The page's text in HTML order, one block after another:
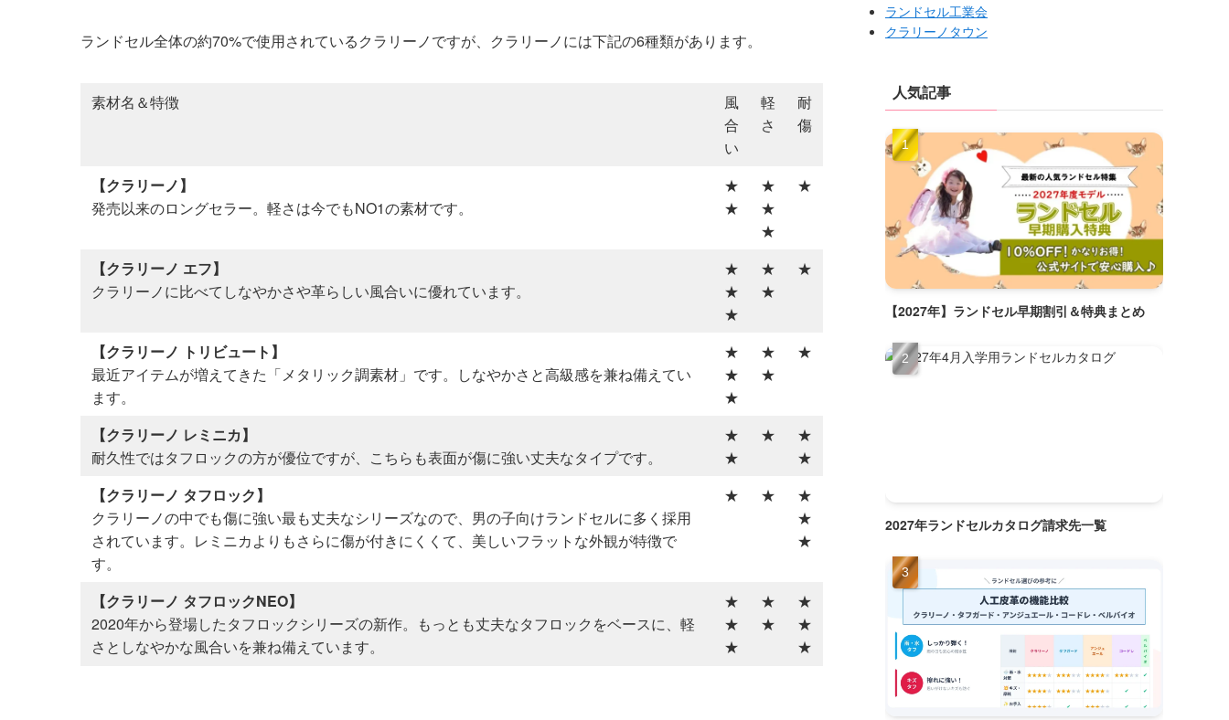
ランドセル全体の約70%で使用されているクラリーノですが、クラリーノには下記の6種類があります。
素材名＆特徴
風
合
い
軽
さ
耐
傷
【クラリーノ】
発売以来のロングセラー。軽さは今でもNO1の素材です。
★
★
★
★
★
★
【クラリーノ エフ】
クラリーノに比べてしなやかさや革らしい風合いに優れています。
★
★
★
★
★
★
【クラリーノ トリビュート】
最近アイテムが増えてきた「メタリック調素材」です。しなやかさと高級感を兼ね備えてい
ます。
★
★
★
★
★
★
【クラリーノ レミニカ】
耐久性ではタフロックの方が優位ですが、こちらも表面が傷に強い丈夫なタイプです。
★
★
★
★
★
【クラリーノ タフロック】
クラリーノの中でも傷に強い最も丈夫なシリーズなので、男の子向けランドセルに多く採用
されています。レミニカよりもさらに傷が付きにくくて、美しいフラットな外観が特徴で
す。
★ ★
★
★
★
【クラリーノ タフロックNEO】
2020年から登場したタフロックシリーズの新作。もっとも丈夫なタフロックをベースに、軽
さとしなやかな風合いを兼ね備えています。
★
★
★
★
★
★
★
★
ランドセル工業会
クラリーノタウン
人気記事
【2027年】ランドセル早期割引＆特典まとめ
2027年ランドセルカタログ請求先一覧